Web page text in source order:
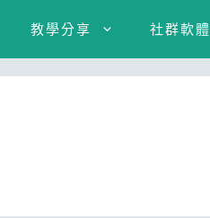
教學分享 社群軟體